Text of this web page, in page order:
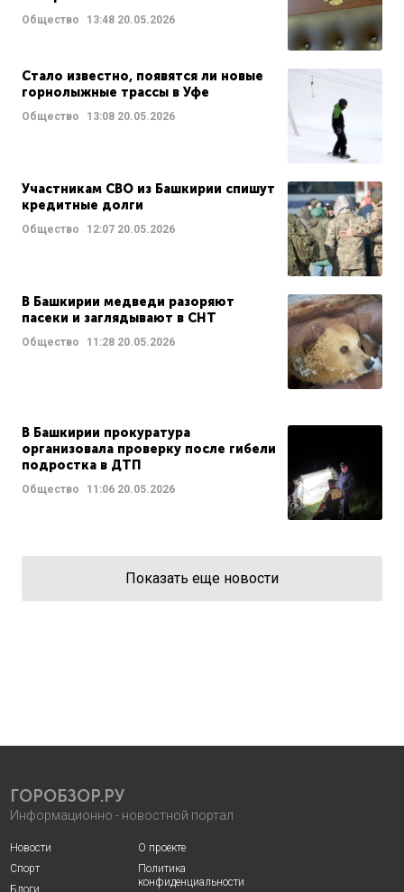
Общество 13:48 20.05.2026
Стало известно, появятся ли новые
горнолыжные трассы в Уфе
Общество 13:08 20.05.2026
Участникам СВО из Башкирии спишут
кредитные долги
Общество 12:07 20.05.2026
В Башкирии медведи разоряют
пасеки и заглядывают в СНТ
Общество 11:28 20.05.2026
В Башкирии прокуратура
организовала проверку после гибели
подростка в ДТП
Общество 11:06 20.05.2026
Показать еще новости
ГОРОБЗОР.РУ
Информационно - новостной портал
Новости
Спорт
Блоги
О проекте
Политика
конфиденциальности